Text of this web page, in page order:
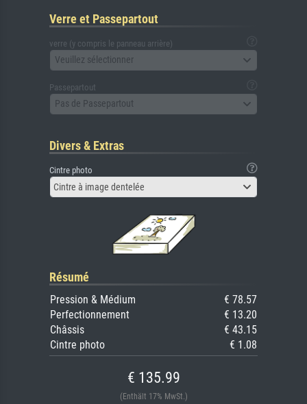
Verre et Passepartout
verre (y compris le panneau arrière)
Veuillez sélectionner
Passepartout
Pas de Passepartout
Divers & Extras
Cintre photo
Cintre à image dentelée
Résumé
Pression & Médium
€ 78.57
Perfectionnement
€ 13.20
Châssis
€ 43.15
Cintre photo
€ 1.08
€ 135.99
(Enthält 17% MwSt.)